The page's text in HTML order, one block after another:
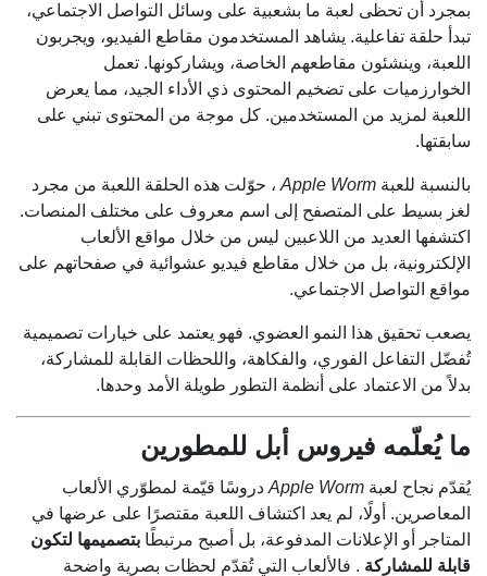
بمجرد أن تحظى لعبة ما بشعبية على وسائل التواصل الاجتماعي،
تبدأ حلقة تفاعلية. يشاهد المستخدمون مقاطع الفيديو، ويجربون
اللعبة، وينشئون مقاطعهم الخاصة، ويشاركونها. تعمل
الخوارزميات على تضخيم المحتوى ذي الأداء الجيد، مما يعرض
اللعبة لمزيد من المستخدمين. كل موجة من المحتوى تبني على
سابقتها.
بالنسبة للعبة Apple Worm ، حوّلت هذه الحلقة اللعبة من مجرد
لغز بسيط على المتصفح إلى اسم معروف على مختلف المنصات.
اكتشفها العديد من اللاعبين ليس من خلال مواقع الألعاب
الإلكترونية، بل من خلال مقاطع فيديو عشوائية في صفحاتهم على
مواقع التواصل الاجتماعي.
يصعب تحقيق هذا النمو العضوي. فهو يعتمد على خيارات تصميمية
تُفضّل التفاعل الفوري، والفكاهة، واللحظات القابلة للمشاركة،
بدلاً من الاعتماد على أنظمة التطور طويلة الأمد وحدها.
ما يُعلّمه فيروس أبل للمطورين
يُقدّم نجاح لعبة Apple Worm دروسًا قيّمة لمطوّري الألعاب
المعاصرين. أولًا، لم يعد اكتشاف اللعبة مقتصرًا على عرضها في
المتاجر أو الإعلانات المدفوعة، بل أصبح مرتبطًا بتصميمها لتكون
قابلة للمشاركة . فالألعاب التي تُقدّم لحظات بصرية واضحة